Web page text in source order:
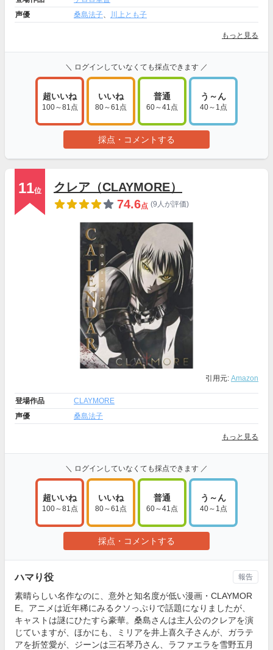
声優
桑島法子、 川上とも子
もっと見る
＼ ログインしていなくても採点できます ／
超いいね
100～81点
いいね
80～61点
普通
60～41点
う～ん
40～1点
採点・コメントする
11位
クレア（CLAYMORE）
74.6点 (9人が評価)
引用元: Amazon
登場作品
CLAYMORE
声優
桑島法子
もっと見る
＼ ログインしていなくても採点できます ／
超いいね
100～81点
いいね
80～61点
普通
60～41点
う～ん
40～1点
採点・コメントする
ハマり役
素晴らしい名作なのに、意外と知名度が低い漫画・CLAYMOR
E。アニメは近年稀にみるクソっぷりで話題になりましたが、
キャストは謎にひたすら豪華。桑島さんは主人公のクレアを演
じていますが、ほかにも、ミリアを井上喜久子さんが、ガラテ
アを折笠愛が、ジーンは三石琴乃さん、ラファエラを雪野五月
報告